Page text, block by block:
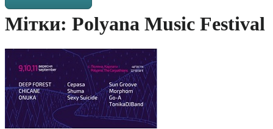
Мітки: Polyana Music Festival